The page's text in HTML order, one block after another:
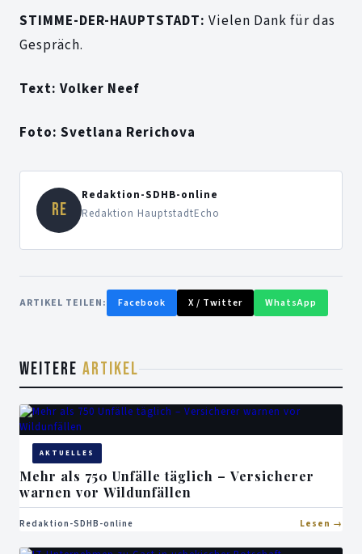
STIMME-DER-HAUPTSTADT: Vielen Dank für das
Gespräch.
Text: Volker Neef
Foto: Svetlana Rerichova
RE
Redaktion-SDHB-online
Redaktion HauptstadtEcho
ARTIKEL TEILEN: Facebook X / Twitter WhatsApp
WEITERE ARTIKEL
AKTUELLES
Mehr als 750 Unfälle täglich – Versicherer
warnen vor Wildunfällen
Redaktion-SDHB-online Lesen